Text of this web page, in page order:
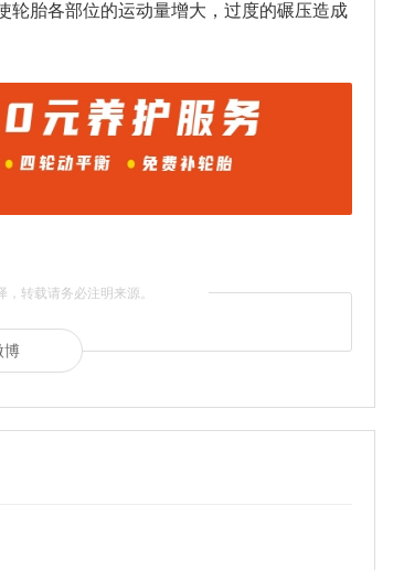
轮胎各部位的运动量增大，过度的碾压造成
转载请务必注明来源。
博